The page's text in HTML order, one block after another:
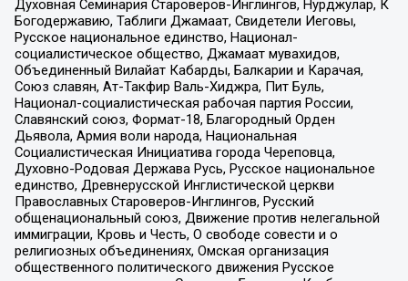
Духовная Семинария Староверов-Инглингов, Нурджулар, К
Богодержавию, Таблиги Джамаат, Свидетели Иеговы,
Русское национальное единство, Национал-
социалистическое общество, Джамаат мувахидов,
Объединенный Вилайат Кабарды, Балкарии и Карачая,
Союз славян, Ат-Такфир Валь-Хиджра, Пит Буль,
Национал-социалистическая рабочая партия России,
Славянский союз, Формат-18, Благородный Орден
Дьявола, Армия воли народа, Национальная
Социалистическая Инициатива города Череповца,
Духовно-Родовая Держава Русь, Русское национальное
единство, Древнерусской Инглистической церкви
Православных Староверов-Инглингов, Русский
общенациональный союз, Движение против нелегальной
иммиграции, Кровь и Честь, О свободе совести и о
религиозных объединениях, Омская организация
общественного политического движения Русское